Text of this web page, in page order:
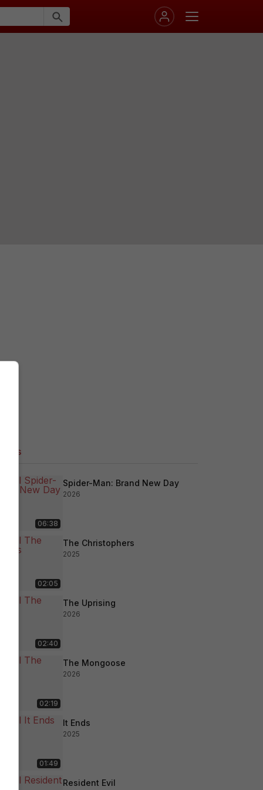
06:38
Spider-Man: Brand New Day
2026
02:05
The Christophers
2025
02:40
The Uprising
2026
02:19
The Mongoose
2026
01:49
It Ends
2025
Resident Evil